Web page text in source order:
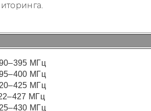
МГц
МГц
МГц
МГц
МГц